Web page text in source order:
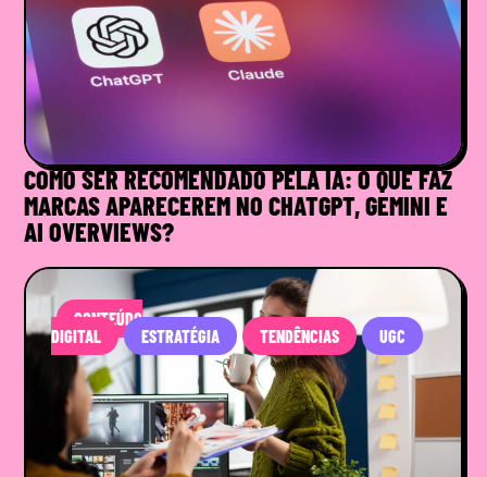
COMO SER RECOMENDADO PELA IA: O QUE FAZ
MARCAS APARECEREM NO CHATGPT, GEMINI E
AI OVERVIEWS?
CONTEÚDO
DIGITAL
ESTRATÉGIA TENDÊNCIAS UGC